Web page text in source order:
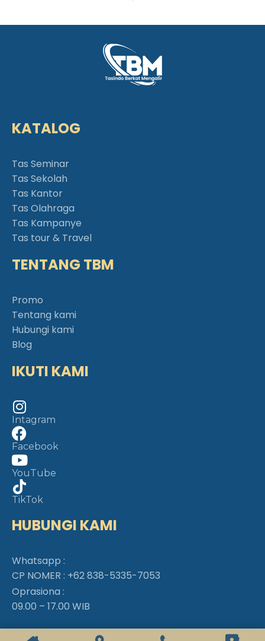
KATALOG
Tas Seminar
Tas Sekolah
Tas Kantor
Tas Olahraga
Tas Kampanye
Tas tour & Travel
TENTANG TBM
Promo
Tentang kami
Hubungi kami
Blog
IKUTI KAMI
Intagram
Facebook
YouTube
TikTok
HUBUNGI KAMI
Whatsapp :
CP NOMER : +62 838-5335-7053
Oprasiona :
09.00 – 17.00 WIB